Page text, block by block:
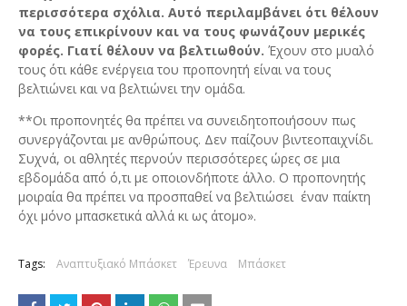
περισσότερα σχόλια. Αυτό περιλαμβάνει ότι θέλουν
να τους επικρίνουν και να τους φωνάζουν μερικές
φορές. Γιατί θέλουν να βελτιωθούν. Έχουν στο μυαλό
τους ότι κάθε ενέργεια του προπονητή είναι να τους
βελτιώνει και να βελτιώνει την ομάδα.
**Οι προπονητές θα πρέπει να συνειδητοποιήσουν πως
συνεργάζονται με ανθρώπους. Δεν παίζουν βιντεοπαιχνίδι.
Συχνά, οι αθλητές περνούν περισσότερες ώρες σε μια
εβδομάδα από ό,τι με οποιονδήποτε άλλο. Ο προπονητής
μοιραία θα πρέπει να προσπαθεί να βελτιώσει έναν παίκτη
όχι μόνο μπασκετικά αλλά κι ως άτομο».
Tags: Αναπτυξιακό Μπάσκετ Έρευνα Μπάσκετ